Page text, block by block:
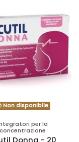
Non disponibile
per la
concentrazione
Donna - 20